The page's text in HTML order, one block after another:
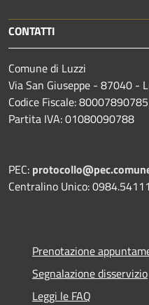
CONTATTI
Comune di Luzzi
Via San Giuseppe - 87040 -
Codice Fiscale: 80007890785
Partita IVA: 01080090788
PEC:
Centralino Unico:
Prenotazione
Segnalazione disservizio
Leggi le FAQ